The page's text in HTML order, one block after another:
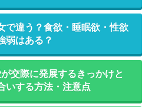
で違う？食欲・睡眠欲・性欲
弱はある？
交際に発展するきっかけと
いする方法・注意点